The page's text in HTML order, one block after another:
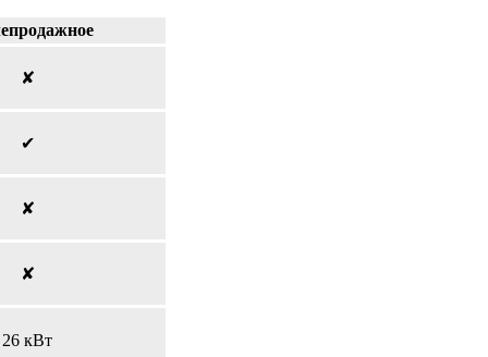
✘
✔
✘
✘
26 кВт